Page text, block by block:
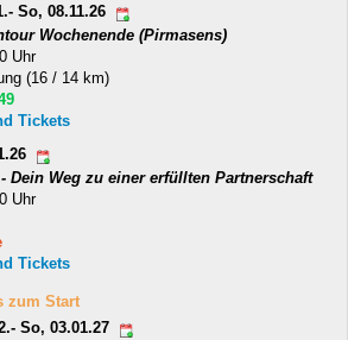
So, 08.11.26
Wochenende (Pirmasens)
Uhr
(16 / 14 km)
Tickets
Dein Weg zu einer erfüllten Partnerschaft
Uhr
Tickets
zum Start
So, 03.01.27